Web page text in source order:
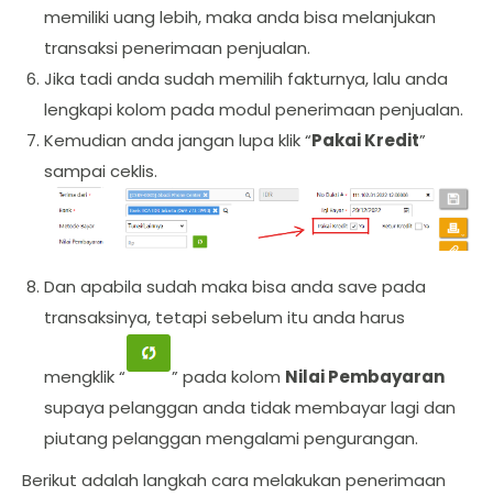
memiliki uang lebih, maka anda bisa melanjukan
transaksi penerimaan penjualan.
Jika tadi anda sudah memilih fakturnya, lalu anda
lengkapi kolom pada modul penerimaan penjualan.
Kemudian anda jangan lupa klik “Pakai Kredit”
sampai ceklis.
Dan apabila sudah maka bisa anda save pada
transaksinya, tetapi sebelum itu anda harus
mengklik “ ” pada kolom Nilai Pembayaran
supaya pelanggan anda tidak membayar lagi dan
piutang pelanggan mengalami pengurangan.
Berikut adalah langkah cara melakukan penerimaan